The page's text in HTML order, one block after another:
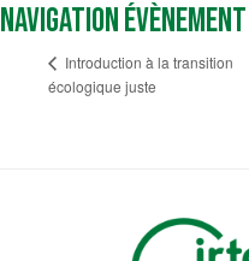
Navigation Évènement
Introduction à la transition
écologique juste